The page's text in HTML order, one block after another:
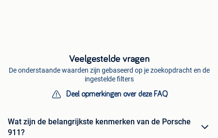
Veelgestelde vragen
De onderstaande waarden zijn gebaseerd op je zoekopdracht en de
ingestelde filters
Deel opmerkingen over deze FAQ
Wat zijn de belangrijkste kenmerken van de Porsche
911?